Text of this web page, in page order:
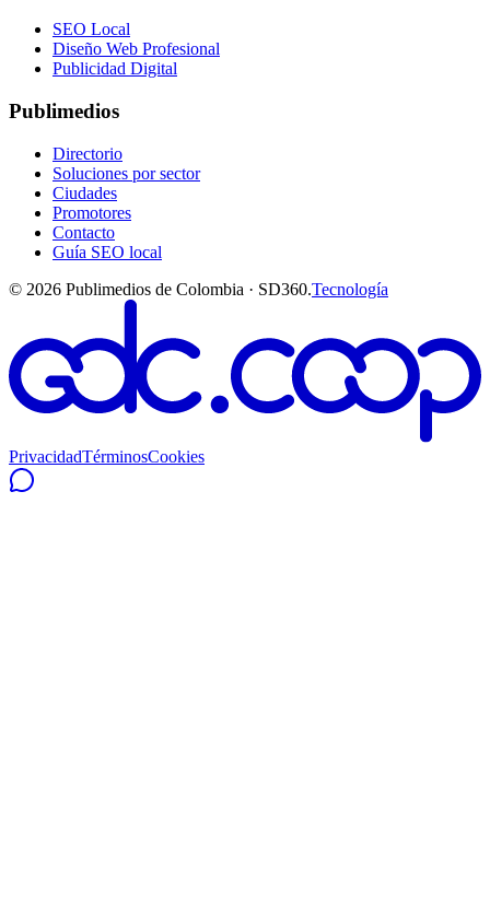
SEO Local
Diseño Web Profesional
Publicidad Digital
Publimedios
Directorio
Soluciones por sector
Ciudades
Promotores
Contacto
Guía SEO local
© 2026 Publimedios de Colombia · SD360.Tecnología
PrivacidadTérminosCookies